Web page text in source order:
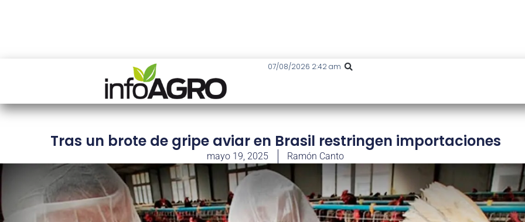
07/08/2026 2:42 am
Tras un brote de gripe aviar en Brasil restringen importaciones
mayo 19, 2025 Ramón Canto